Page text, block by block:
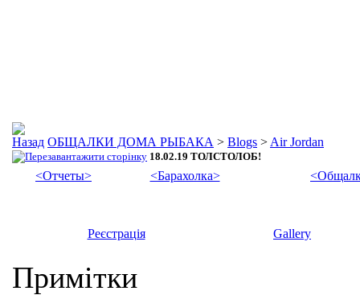
ОБЩАЛКИ ДОМА РЫБАКА > Blogs > Air Jordan
18.02.19 ТОЛСТОЛОБ!
<Отчеты> <Барахолка>
Реєстрація Gallery
Примітки